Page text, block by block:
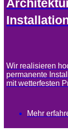
Wir realisieren
permanente
mit wetterfesten
Mehr